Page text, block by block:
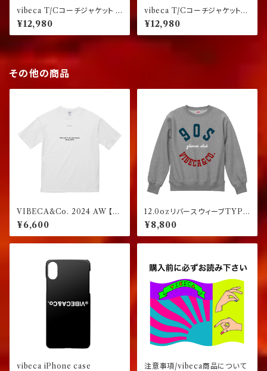
vibeca T/Cコーチジャケット p
ermanent collection 0.00
ブラック
¥12,980
vibeca T/Cコーチジャケット
beige
¥12,980
その他の商品
VIBECA&Co. 2024 AW 【ワ
イドフィット】
¥6,600
12.0ozリバースウィーブTYPE
スウェット グレー
¥8,800
vibeca iPhone case 注意事項/vibeca商品について